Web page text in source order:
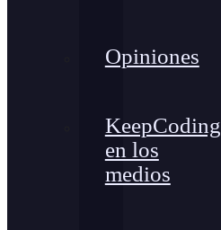
Opiniones
KeepCoding
en los
medios